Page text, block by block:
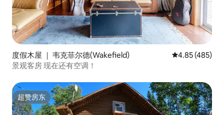
度假木屋 ｜ 韦克菲尔德(Wakefield) 平均评分 4.85
4.85 (485)
景观客房 现在还有空调！
超赞房东
超赞房东